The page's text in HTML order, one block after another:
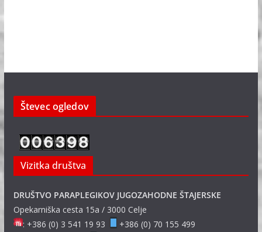
Števec ogledov
Vizitka društva
DRUŠTVO PARAPLEGIKOV JUGOZAHODNE ŠTAJERSKE
Opekarniška cesta 15a / 3000 Celje
: +386 (0) 3 541 19 93
+386 (0) 70 155 499